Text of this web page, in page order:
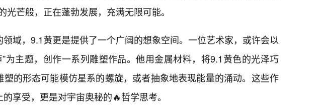
光芒般，正在蓬勃发展，充满无限可能。
域，9.1黄更是提供了一个广阔的想象空间。一位艺术家，或许会以
”为主题，创作一系列雕塑作品。他用金属材料，将9.1黄色的光泽巧
塑的形态可能模仿星系的螺旋，或者抽象地表现能量的涌动。这些作
享受，更是对宇宙奥秘的🔥哲学思考。